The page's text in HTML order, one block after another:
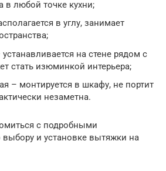
в любой точке кухни;
в углу, занимает
устанавливается на стене рядом с
стать изюминкой интерьера;
– монтируется в шкафу, не портит
незаметна.
с подробными
и установке вытяжки на